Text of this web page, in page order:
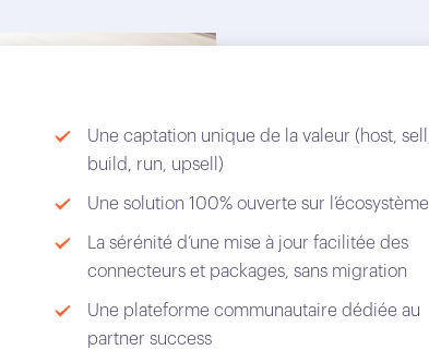
Une captation unique de la valeur (host, sell,
build, run, upsell)
Une solution 100% ouverte sur l’écosystème
La sérénité d’une mise à jour facilitée des
connecteurs et packages, sans migration
Une plateforme communautaire dédiée au
partner success